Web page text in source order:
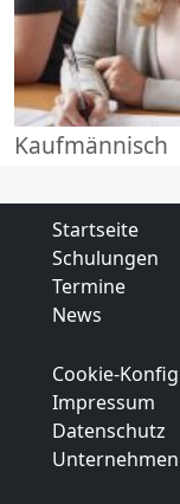
Kaufmännisch
Startseite
Schulungen
Termine
News
Cookie-
Impressum
Datenschutz
Unternehmen